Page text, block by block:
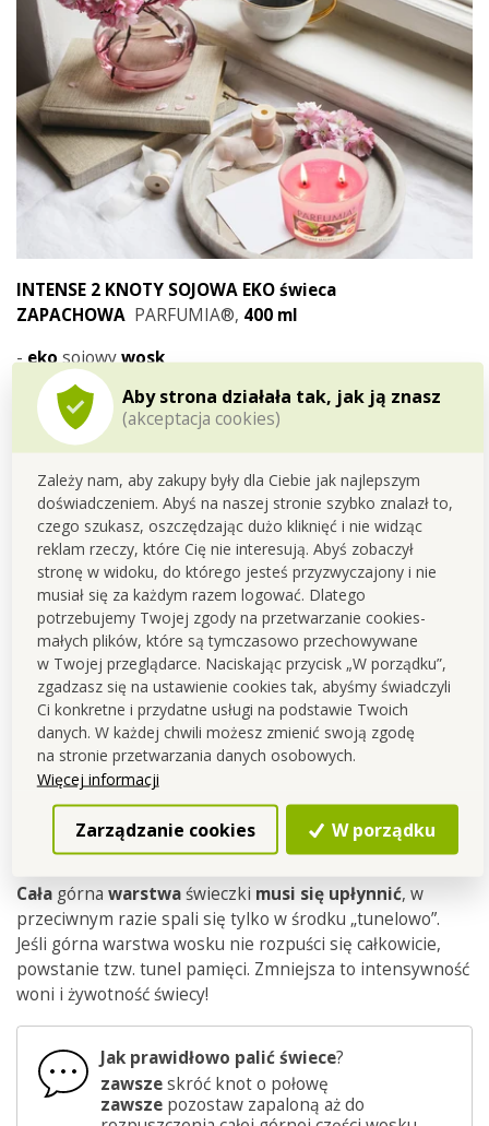
Aby strona działała tak, jak ją znasz
(akceptacja cookies)
Zależy nam, aby zakupy były dla Ciebie jak najlepszym
doświadczeniem. Abyś na naszej stronie szybko znalazł to,
czego szukasz, oszczędzając dużo kliknięć i nie widząc
reklam rzeczy, które Cię nie interesują. Abyś zobaczył
stronę w widoku, do którego jesteś przyzwyczajony i nie
musiał się za każdym razem logować. Dlatego
potrzebujemy Twojej zgody na przetwarzanie cookies-
małych plików, które są tymczasowo przechowywane
w Twojej przeglądarce. Naciskając przycisk „W porządku”,
zgadzasz się na ustawienie cookies tak, abyśmy świadczyli
Ci konkretne i przydatne usługi na podstawie Twoich
danych. W każdej chwili możesz zmienić swoją zgodę
na stronie przetwarzania danych osobowych.
Więcej informacji
Zarządzanie cookies W porządku
INTENSE 2 KNOTY SOJOWA EKO świeca
ZAPACHOWA PARFUMIA®, 400 ml
-ekosojowywosk
DWA ekobawełniane
eko opakowanie z nadającego się do recyklingu szkła z
bambusowym wieczkiem
Czas palenia do 35 GODZIN
Wymiary: świeca- średnica 11 cm, wysokość 9 cm (bez
wieczka 8 cm), opakowanie (kartonowe pudełko).
Ponieważ jest to produkcja
ręczna, ilość
wyprodukowanych sztuk jest
ograniczona.
Świeca musi dobrze się rozpalić.
Cała górna warstwaświeczki musi się upłynnić, w
przeciwnym razie spali się tylko w środku „tunelowo”.
Jeśli górna warstwa wosku nie rozpuści się całkowicie,
powstanie tzw. tunel pamięci. Zmniejsza to intensywność
woni i żywotność świecy!
Jak prawidłowo palić świece?
zawszeskróć knot o połowę
zawszepozostaw zapaloną aż do